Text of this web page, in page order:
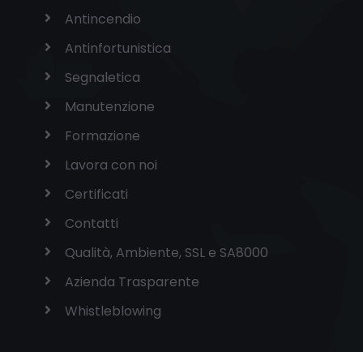
Antincendio
Antinfortunistica
Segnaletica
Manutenzione
Formazione
Lavora con noi
Certificati
Contatti
Qualità, Ambiente, SSL e SA8000
Azienda Trasparente
Whistleblowing